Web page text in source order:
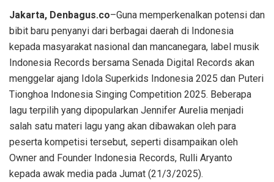
Jakarta, Denbagus.co–Guna memperkenalkan potensi dan
bibit baru penyanyi dari berbagai daerah di Indonesia
kepada masyarakat nasional dan mancanegara, label musik
Indonesia Records bersama Senada Digital Records akan
menggelar ajang Idola Superkids Indonesia 2025 dan Puteri
Tionghoa Indonesia Singing Competition 2025. Beberapa
lagu terpilih yang dipopularkan Jennifer Aurelia menjadi
salah satu materi lagu yang akan dibawakan oleh para
peserta kompetisi tersebut, seperti disampaikan oleh
Owner and Founder Indonesia Records, Rulli Aryanto
kepada awak media pada Jumat (21/3/2025).